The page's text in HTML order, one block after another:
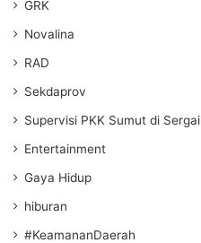
GRK
Novalina
RAD
Sekdaprov
Supervisi PKK Sumut di Sergai
Entertainment
Gaya Hidup
hiburan
#KeamananDaerah